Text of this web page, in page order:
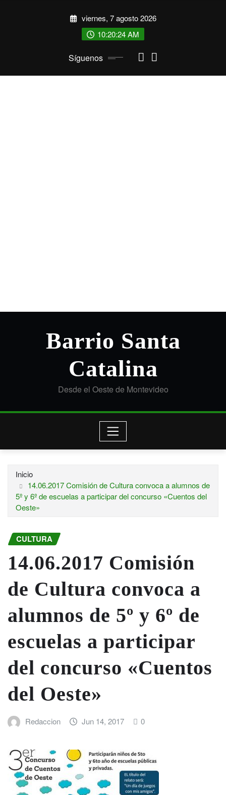
viernes, 7 agosto 2026
10:20:25 AM
Síguenos
Barrio Santa
Catalina
Desde el Oeste de Montevideo
Inicio
14.06.2017 Comisión de Cultura convoca a alumnos de
5º y 6º de escuelas a participar del concurso «Cuentos del
Oeste»
CULTURA
14.06.2017 Comisión
de Cultura convoca a
alumnos de 5º y 6º de
escuelas a participar
del concurso «Cuentos
del Oeste»
Redaccion Jun 14, 2017 0